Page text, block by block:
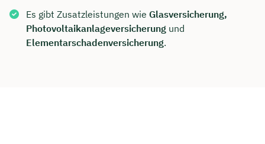
Es gibt Zusatzleistungen wie Glasversicherung,
Photovoltaikanlageversicherung und
Elementarschadenversicherung.